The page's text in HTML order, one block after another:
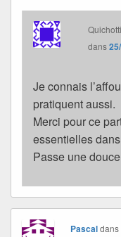
dans
Je connais
pratiquent aussi.
Merci pour ce
essentielles
Passe une
Pascaldans